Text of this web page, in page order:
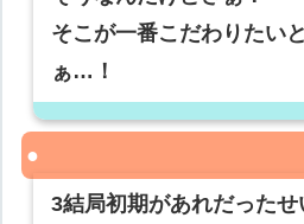
そこが一番こだわりたい
ぁ…！
3結局初期があれだった